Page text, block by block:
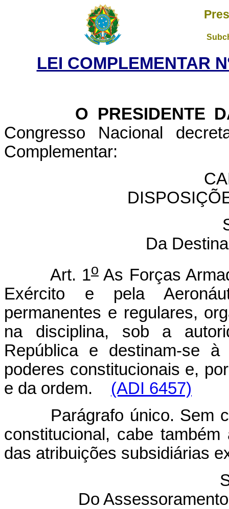
LEI COMPLEMENTAR
O PRESIDENTE DA
Congresso Nacional
Complementar:
Da
Art. 1oAs Forças
Exército e pela
permanentes e regulares,
na disciplina, sob a
República e destinam-se
poderes constitucionais e,
e da ordem. (ADI 6457)
Parágrafo único. Sem
constitucional, cabe
das atribuições subsidiárias
Do